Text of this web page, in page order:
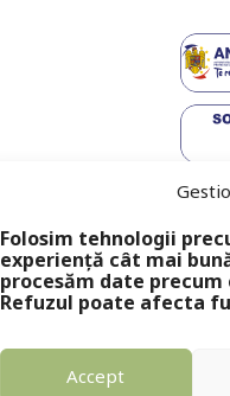
Folosim tehnologii
experiență cât mai
procesăm date
Refuzul poate afecta
Accept